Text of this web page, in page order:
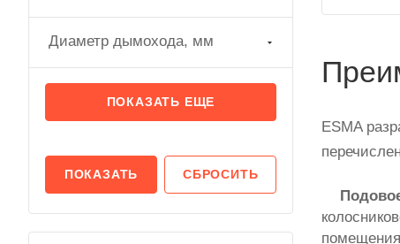
ESMA
Диаметр дымохода, мм
ПОКАЗАТЬ ЕЩЕ
СБРОСИТЬ